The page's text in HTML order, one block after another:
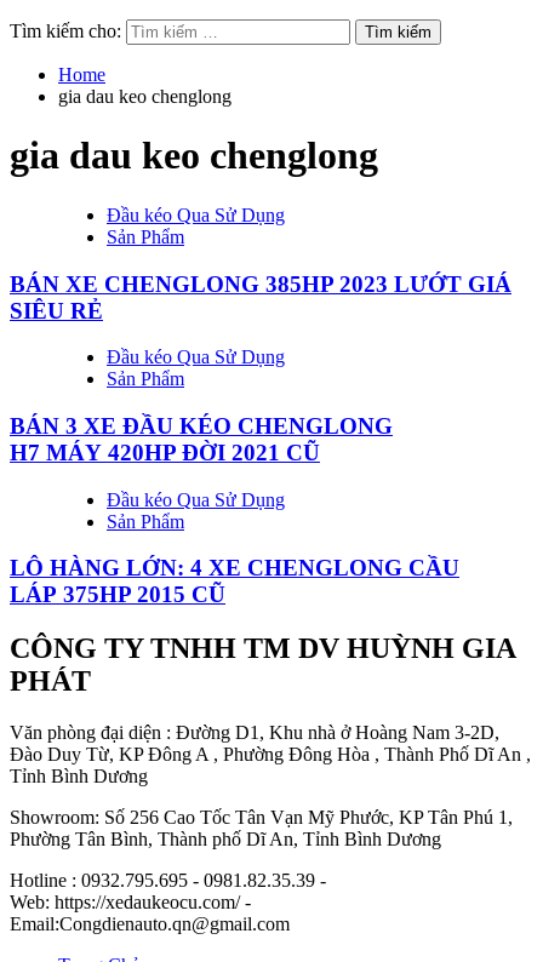
Tìm kiếm cho:
Home
gia dau keo chenglong
gia dau keo chenglong
Đầu kéo Qua Sử Dụng
Sản Phẩm
BÁN XE CHENGLONG 385HP 2023 LƯỚT GIÁ
SIÊU RẺ
Đầu kéo Qua Sử Dụng
Sản Phẩm
BÁN 3 XE ĐẦU KÉO CHENGLONG
H7 MÁY 420HP ĐỜI 2021 CŨ
Đầu kéo Qua Sử Dụng
Sản Phẩm
LÔ HÀNG LỚN: 4 XE CHENGLONG CẦU
LÁP 375HP 2015 CŨ
CÔNG TY TNHH TM DV HUỲNH GIA
PHÁT
Văn phòng đại diện : Đường D1, Khu nhà ở Hoàng Nam 3-2D,
Đào Duy Từ, KP Đông A , Phường Đông Hòa , Thành Phố Dĩ An ,
Tỉnh Bình Dương
Showroom: Số 256 Cao Tốc Tân Vạn Mỹ Phước, KP Tân Phú 1,
Phường Tân Bình, Thành phố Dĩ An, Tỉnh Bình Dương
Hotline : 0932.795.695 - 0981.82.35.39 -
Web: https://xedaukeocu.com/ -
Email:Congdienauto.qn@gmail.com